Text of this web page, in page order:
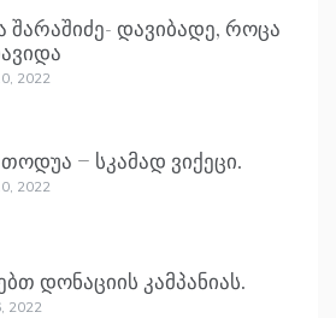
შარაშიძე- დავიბადე, როცა
2022
თოდუა – სკამად ვიქეცი.
2022
დონაციის კამპანიას.
2022